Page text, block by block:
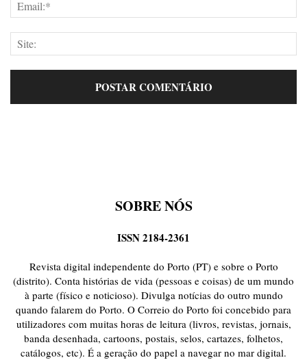
SOBRE NÓS
ISSN 2184-2361
Revista digital independente do Porto (PT) e sobre o Porto
(distrito). Conta histórias de vida (pessoas e coisas) de um mundo
à parte (físico e noticioso). Divulga notícias do outro mundo
quando falarem do Porto. O Correio do Porto foi concebido para
utilizadores com muitas horas de leitura (livros, revistas, jornais,
banda desenhada, cartoons, postais, selos, cartazes, folhetos,
catálogos, etc). É a geração do papel a navegar no mar digital.